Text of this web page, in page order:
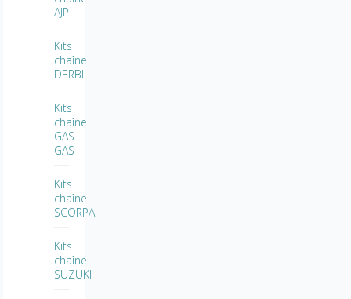
AJP
Kits
chaîne
DERBI
Kits
chaîne
GAS
GAS
Kits
chaîne
SCORPA
Kits
chaîne
SUZUKI